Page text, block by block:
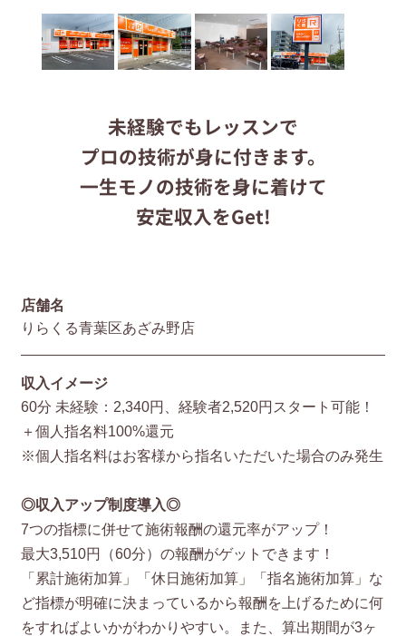
りらくるサイト
未経験でもレッスンで
プロの技術が身に付きます。
一生モノの技術を身に着けて
安定収入をGet!
店舗名
りらくる青葉区あざみ野店
収入イメージ
60分 未経験：2,340円、経験者2,520円スタート可能！
＋個人指名料100%還元
※個人指名料はお客様から指名いただいた場合のみ発生
◎収入アップ制度導入◎
7つの指標に併せて施術報酬の還元率がアップ！
最大3,510円（60分）の報酬がゲットできます！
「累計施術加算」「休日施術加算」「指名施術加算」な
ど指標が明確に決まっているから報酬を上げるために何
をすればよいかがわかりやすい。また、算出期間が3ヶ